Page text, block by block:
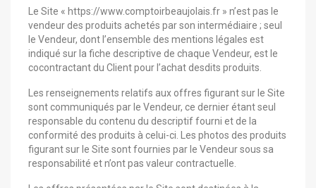
Le Site « https://www.comptoirbeaujolais.fr » n’est pas le
vendeur des produits achetés par son intermédiaire ; seul
le Vendeur, dont l’ensemble des mentions légales est
indiqué sur la fiche descriptive de chaque Vendeur, est le
cocontractant du Client pour l’achat desdits produits.
Les renseignements relatifs aux offres figurant sur le Site
sont communiqués par le Vendeur, ce dernier étant seul
responsable du contenu du descriptif fourni et de la
conformité des produits à celui-ci. Les photos des produits
figurant sur le Site sont fournies par le Vendeur sous sa
responsabilité et n’ont pas valeur contractuelle.